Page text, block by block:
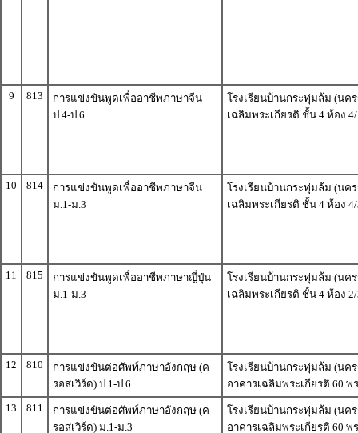
9 813
การแข่งขันพูดเพื่ออาชีพภาษาจีน
ป.4-ป.6
โรงเรียนบ้านกระทุ่มล้ม (นค
เฉลิมพระเกียรติ ชั้น 4 ห้อง
10 814
การแข่งขันพูดเพื่ออาชีพภาษาจีน
ม.1-ม.3
โรงเรียนบ้านกระทุ่มล้ม (นค
เฉลิมพระเกียรติ ชั้น 4 ห้อง
11 815
การแข่งขันพูดเพื่ออาชีพภาษาญี่ปุ่น
ม.1-ม.3
โรงเรียนบ้านกระทุ่มล้ม (นค
เฉลิมพระเกียรติ ชั้น 4 ห้อง
12 810
การแข่งขันต่อศัพท์ภาษาอังกฤษ (ค
รอสเวิร์ด) ป.1-ป.6
โรงเรียนบ้านกระทุ่มล้ม (นค
อาคารเฉลิมพระเกียรติ 60 พ
13
811
การแข่งขันต่อศัพท์ภาษาอังกฤษ (ค
รอสเวิร์ด) ม.1-ม.3
โรงเรียนบ้านกระทุ่มล้ม (นค
อาคารเฉลิมพระเกียรติ 60 พ